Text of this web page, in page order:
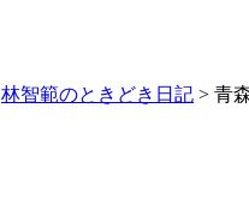
林智範のときどき日記 > 青